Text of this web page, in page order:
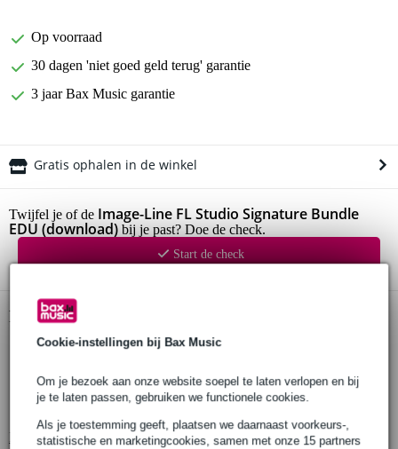
Cookie-instellingen bij Bax Music
Om je bezoek aan onze website soepel te laten verlopen en bij
je te laten passen, gebruiken we functionele cookies.
Als je toestemming geeft, plaatsen we daarnaast voorkeurs-,
statistische en marketingcookies, samen met onze 15 partners
Op voorraad
30 dagen 'niet goed geld terug' garantie
3 jaar Bax Music garantie
Gratis ophalen in de winkel
Twijfel je of de Image-Line FL Studio Signature Bundle
EDU (download) bij je past? Doe de check.
Start de check
Productinformatie
Signature Bundle
Stem Separation
Audio Recording
Bekijk alle productspecificaties